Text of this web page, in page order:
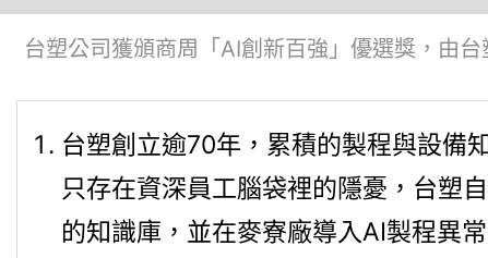
台塑公司獲頒商周「AI創新百強」優選獎，由
台塑創立逾70年，累積的製程與設備
只存在資深員工腦袋裡的隱憂，台塑
的知識庫，並在麥寮廠導入AI製程異常